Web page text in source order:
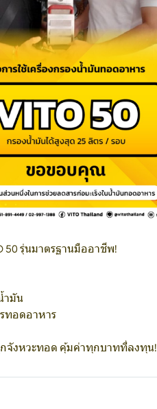
50 รุ่นมาตรฐานมืออาชีพ!
ำมัน
ทอดอาหาร
จังหวะทอด คุ้มค่าทุกบาทที่ลงทุน!